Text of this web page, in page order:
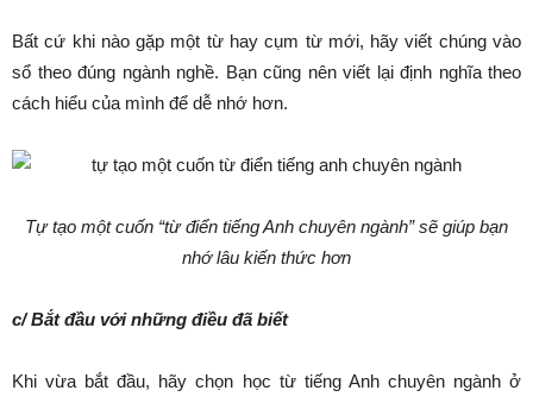
Bất cứ khi nào gặp một từ hay cụm từ mới, hãy viết chúng vào
sổ theo đúng ngành nghề. Bạn cũng nên viết lại định nghĩa theo
cách hiểu của mình để dễ nhớ hơn.
Tự tạo một cuốn “từ điển tiếng Anh chuyên ngành” sẽ giúp bạn
nhớ lâu kiến thức hơn
c/ Bắt đầu với những điều đã biết
Khi vừa bắt đầu, hãy chọn học từ tiếng Anh chuyên ngành ở